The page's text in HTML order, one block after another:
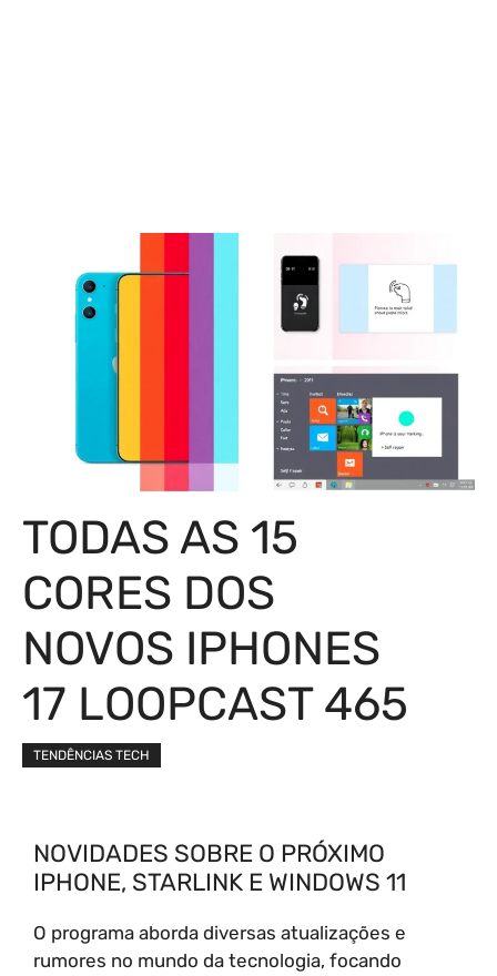
TODAS AS 15
CORES DOS
NOVOS IPHONES
17 LOOPCAST 465
TENDÊNCIAS TECH
NOVIDADES SOBRE O PRÓXIMO
IPHONE, STARLINK E WINDOWS 11
O programa aborda diversas atualizações e
rumores no mundo da tecnologia, focando